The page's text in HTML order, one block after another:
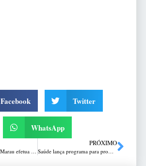
Facebook Twitter
WhatsApp
Brigada Militar de Marau efetua prisão de indivíduo por posse irregular de arma de fogo
PRÓXIMO
Saúde lança programa para promover equidade de gênero e raça no SUS